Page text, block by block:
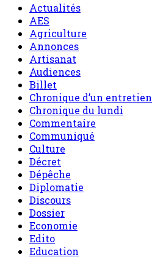
Actualités
AES
Agriculture
Annonces
Artisanat
Audiences
Billet
Chronique d’un entretien
Chronique du lundi
Commentaire
Communiqué
Culture
Décret
Dépêche
Diplomatie
Discours
Dossier
Economie
Edito
Education